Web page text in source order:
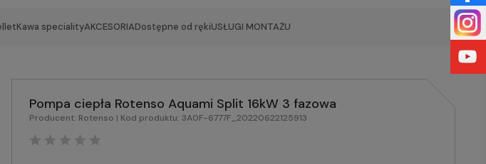
Kawa specialityAKCESORIADostępne od rękiUSŁUGI MONTAŻU
Pompa ciepła Rotenso Aquami Split 16kW 3 fazowa
Producent: Rotenso | Kod produktu: 3A0F-6777F_20220622125913